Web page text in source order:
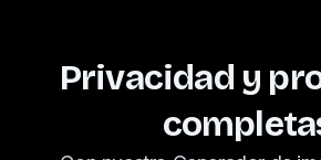
Privacidad y